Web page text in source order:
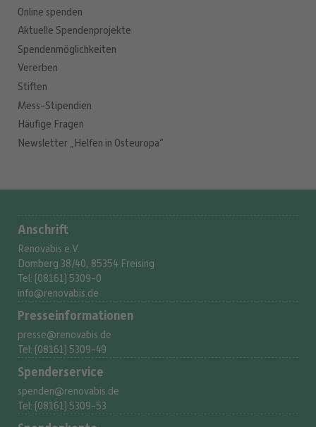
Online spenden
Aktuelle Spendenprojekte
Spendenmöglichkeiten
Vererben
Stiften
Mess-Stipendien
Häufige Fragen
Newsletter „Helfen in Osteuropa“
Anschrift
Renovabis e.V.
Domberg 38/40, 85354 Freising
Tel: (08161) 5309-0
info@renovabis.de
Presse­informationen
presse@renovabis.de
Tel: (08161) 5309-49
Spenderservice
spenden@renovabis.de
Tel: (08161) 5309-53